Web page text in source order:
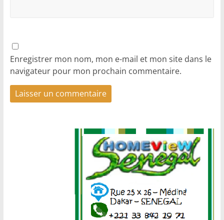
Enregistrer mon nom, mon e-mail et mon site dans le
navigateur pour mon prochain commentaire.